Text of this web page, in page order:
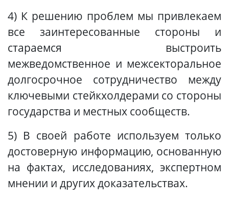
4) К решению проблем мы привлекаем
все заинтересованные стороны и
стараемся выстроить
межведомственное и межсекторальное
долгосрочное сотрудничество между
ключевыми стейкхолдерами со стороны
государства и местных сообществ.
5) В своей работе используем только
достоверную информацию, основанную
на фактах, исследованиях, экспертном
мнении и других доказательствах.